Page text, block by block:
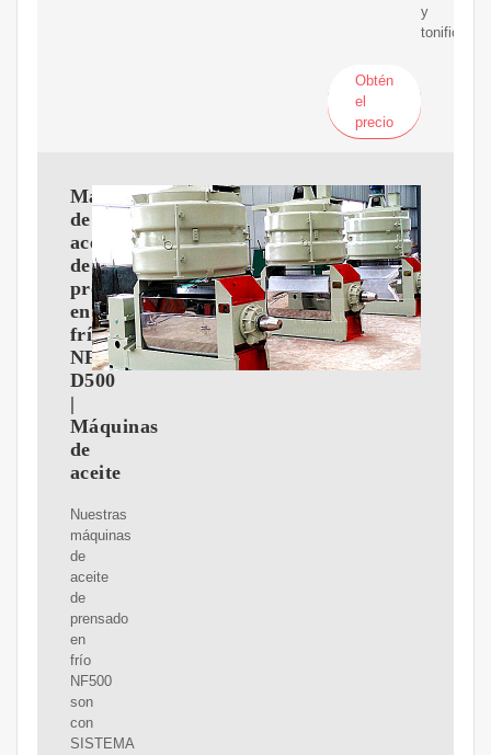
y
tonificada.
Obtén
el
precio
Máquina
de
aceite
de
prensado
en
frío
NF
D500
|
Máquinas
de
aceite
Nuestras
máquinas
de
aceite
de
prensado
en
frío
NF500
son
con
SISTEMA